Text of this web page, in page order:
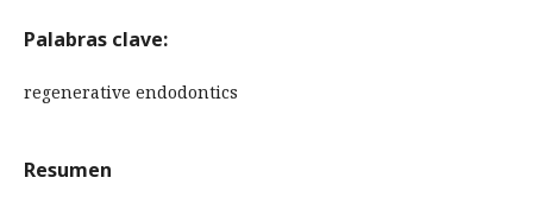
Palabras clave:
regenerative endodontics
Resumen